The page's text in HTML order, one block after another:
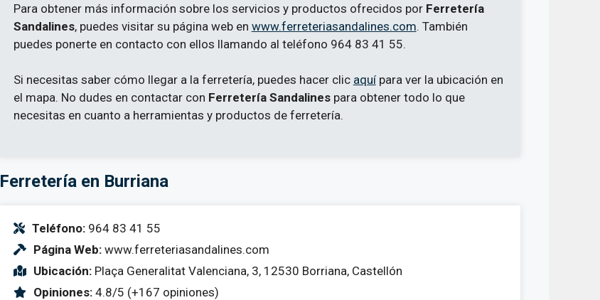
Para obtener más información sobre los servicios y productos ofrecidos por Ferretería
Sandalines, puedes visitar su página web en www.ferreteriasandalines.com. También
puedes ponerte en contacto con ellos llamando al teléfono 964 83 41 55.
Si necesitas saber cómo llegar a la ferretería, puedes hacer clic aquípara ver la ubicación en
el mapa. No dudes en contactar con Ferretería Sandalinespara obtener todo lo que
necesitas en cuanto a herramientas y productos de ferretería.
Ferretería en Burriana
Teléfono:964 83 41 55
Página Web:www.ferreteriasandalines.com
Ubicación:Plaça Generalitat Valenciana, 3, 12530 Borriana, Castellón
Opiniones:4.8/5 (+167 opiniones)